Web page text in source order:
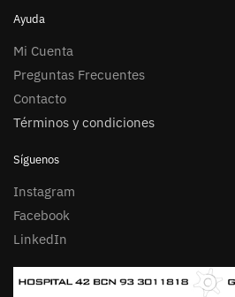
Ayuda
Mi Cuenta
Preguntas Frecuentes
Contacto
Términos y condiciones
Síguenos
Instagram
Facebook
LinkedIn